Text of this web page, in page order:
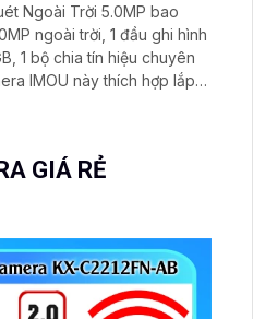
Ngoài Trời 5.0MP bao
ngoài trời, 1 đầu ghi hình
1 bộ chia tín hiệu chuyên
IMOU này thích hợp lắp
GIÁ RẺ